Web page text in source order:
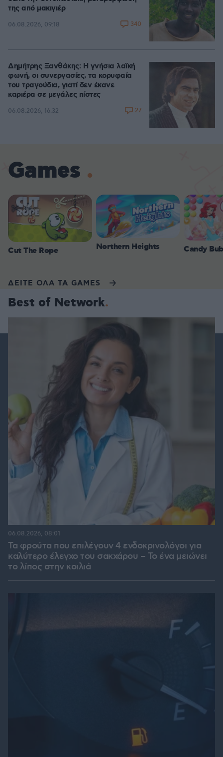
της από μακιγιέρ
06.08.2026, 09:18 340
Δημήτρης Ξανθάκης: Η γνήσια λαϊκή
φωνή, οι συνεργασίες, τα κορυφαία
του τραγούδια, γιατί δεν έκανε
καριέρα σε μεγάλες πίστες
06.08.2026, 16:32 27
Games
Cut The Rope Northern Heights Candy
ΔΕΙΤΕ ΟΛΑ ΤΑ GAMES
Best of Network
Τα φρούτα που επιλέγουν 4 ενδοκρινολόγοι για
καλύτερο έλεγχο του σακχάρου – Το ένα μειώνει
το λίπος στην κοιλιά
06.08.2026, 08:01